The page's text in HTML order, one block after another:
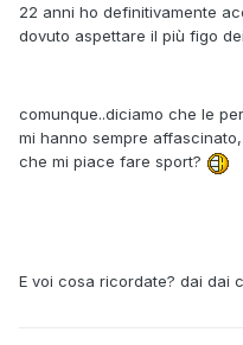
22 anni ho definitivamente
dovuto aspettare il più figo
comunque..diciamo che le
mi hanno sempre
che mi piace fare sport?
E voi cosa ricordate? dai dai